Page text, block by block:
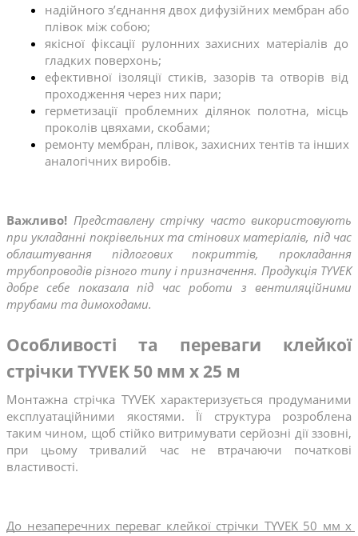
надійного з’єднання двох дифузійних мембран або
плівок між собою;
якісної фіксації рулонних захисних матеріалів до
гладких поверхонь;
ефективної ізоляції стиків, зазорів та отворів від
проходження через них пари;
герметизації проблемних ділянок полотна, місць
проколів цвяхами, скобами;
ремонту мембран, плівок, захисних тентів та інших
аналогічних виробів.
Важливо! Представлену стрічку часто використовують
при укладанні покрівельних та стінових матеріалів, під час
облаштування підлогових покриттів, прокладання
трубопроводів різного типу і призначення. Продукція TYVEK
добре себе показала під час роботи з вентиляційними
трубами та димоходами.
Особливості та переваги клейкої
стрічки TYVEK 50 мм x 25 м
Монтажна стрічка TYVEK характеризується продуманими
експлуатаційними якостями. Її структура розроблена
таким чином, щоб стійко витримувати серйозні дії ззовні,
при цьому тривалий час не втрачаючи початкові
властивості.
До незаперечних переваг клейкої стрічки TYVEK 50 мм x